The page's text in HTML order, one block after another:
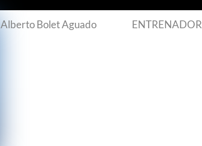
Alberto Bolet Aguado ENTRENADOR